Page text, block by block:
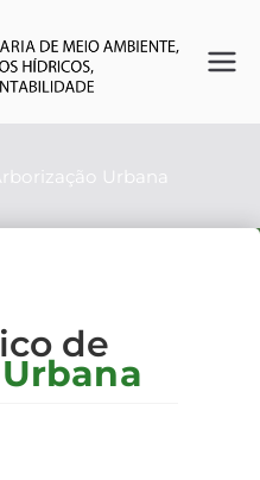
Se
et
Urbana
de